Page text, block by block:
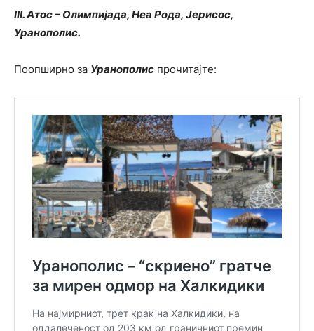
III. Атос – Олимпијада, Неа Рода, Јерисос,
Уранополис.
Поопширно за Уранополис прочитајте: